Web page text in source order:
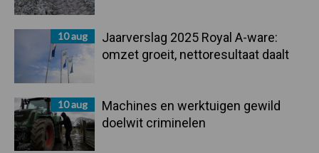
10 aug
Jaarverslag 2025 Royal A-ware:
omzet groeit, nettoresultaat daalt
10 aug
Machines en werktuigen gewild
doelwit criminelen